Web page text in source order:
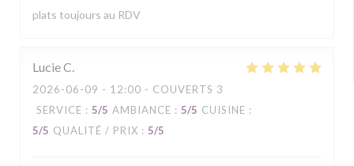
plats toujours au RDV
LucieC
2026-06-09 - 12:00 - COUVERTS 3
SERVICE : 5/5 AMBIANCE : 5/5 CUISINE :
5/5 QUALITÉ / PRIX : 5/5